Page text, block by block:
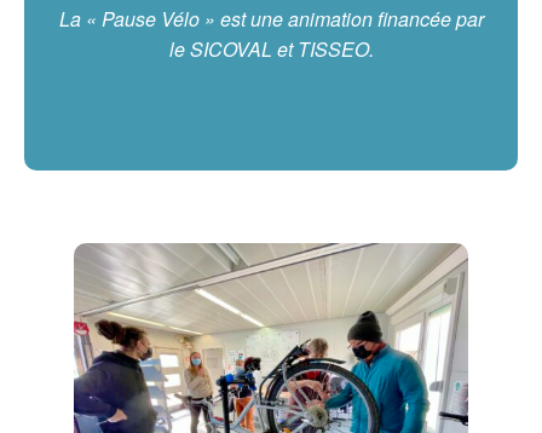
La « Pause Vélo » est une animation financée par
le SICOVAL et TISSEO.